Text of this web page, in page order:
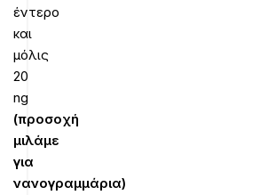
έντερο
και
μόλις
20
ng
(προσοχή
μιλάμε
για
νανογραμμάρια)